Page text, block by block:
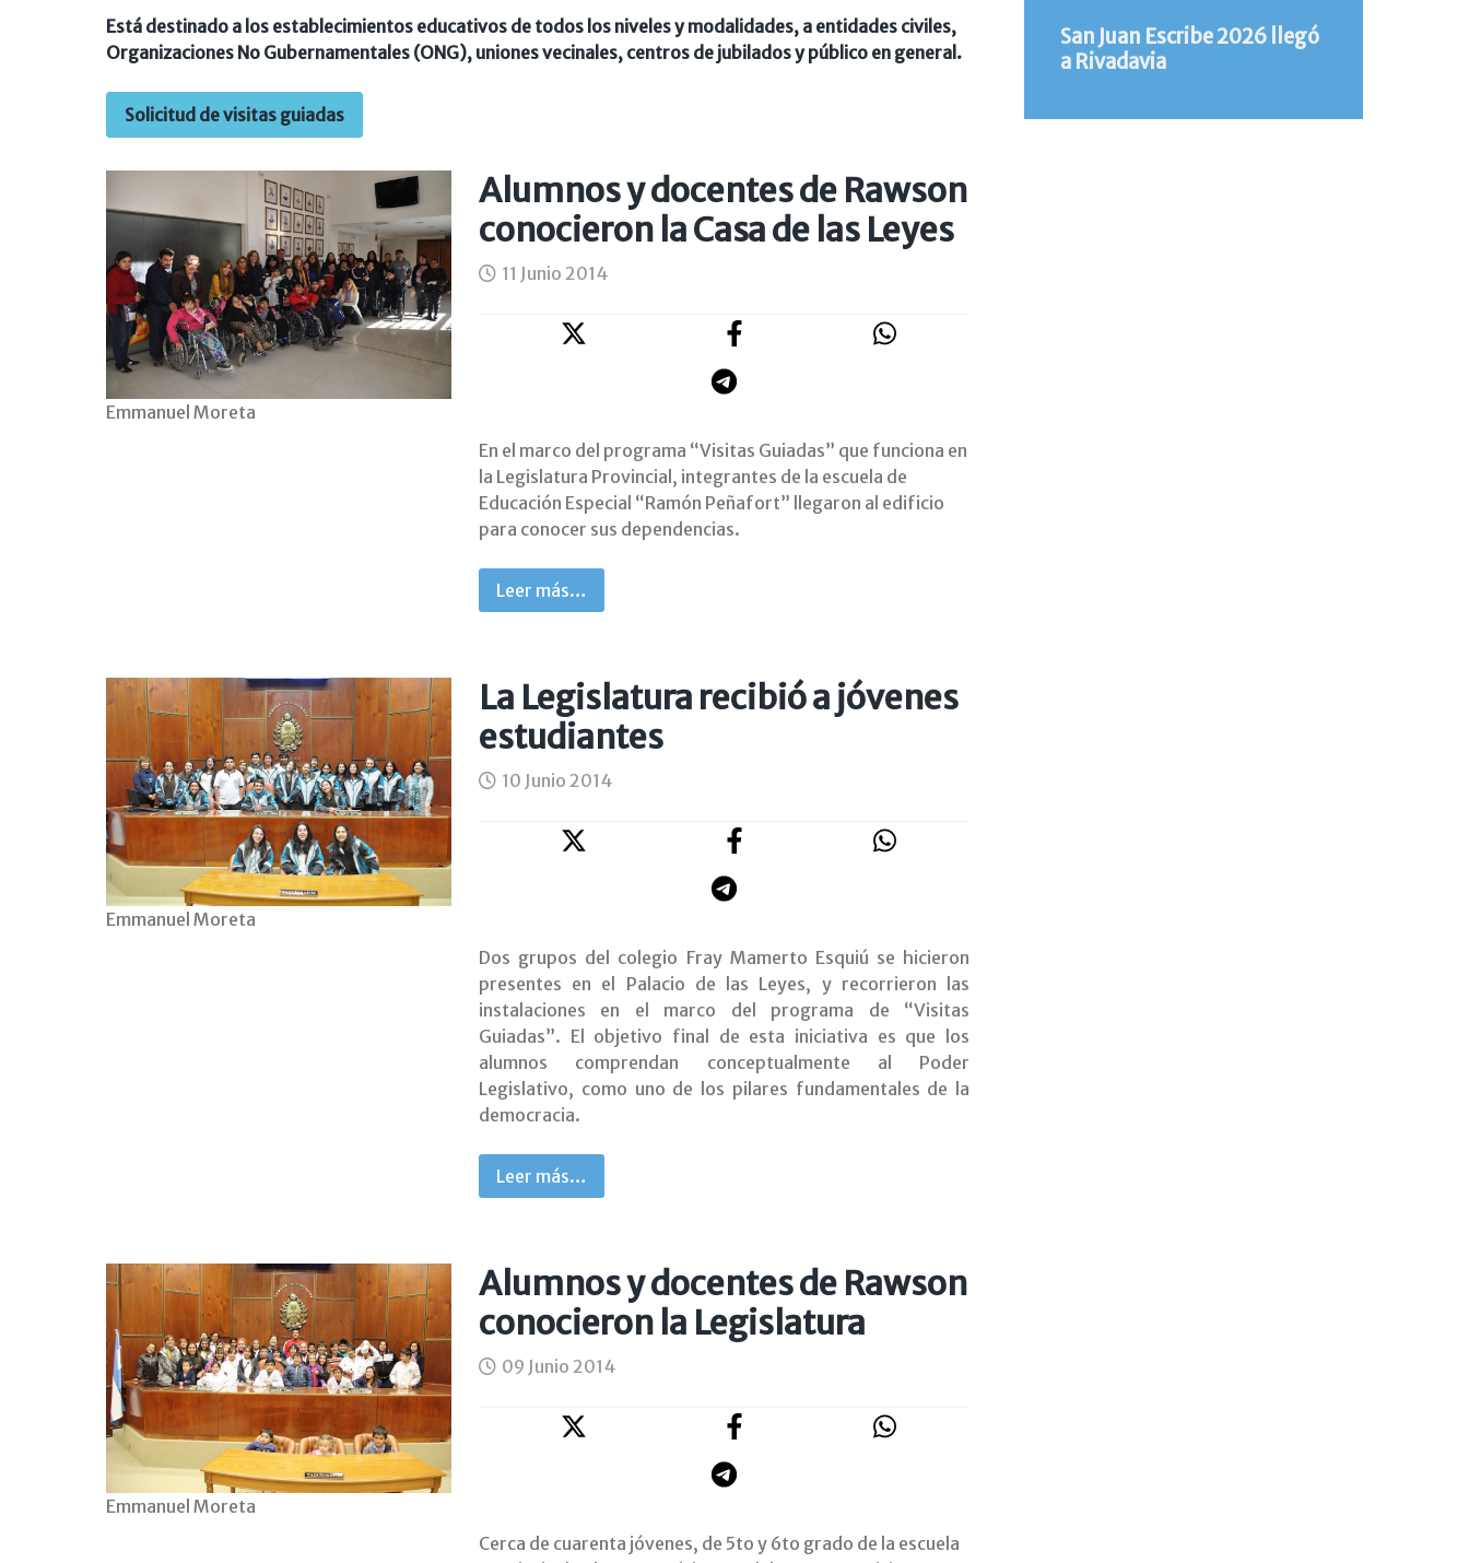
Está destinado a los establecimientos educativos de todos los niveles y modalidades, a entidades civiles,
Organizaciones No Gubernamentales (ONG), uniones vecinales, centros de jubilados y público en general.
Solicitud de visitas guiadas
Emmanuel Moreta
Alumnos y docentes de Rawson
conocieron la Casa de las Leyes
11 Junio 2014
En el marco del programa “Visitas Guiadas” que funciona en
la Legislatura Provincial, integrantes de la escuela de
Educación Especial “Ramón Peñafort” llegaron al edificio
para conocer sus dependencias.
Leer más…
Emmanuel Moreta
La Legislatura recibió a jóvenes
estudiantes
10 Junio 2014
Dos grupos del colegio Fray Mamerto Esquiú se hicieron
presentes en el Palacio de las Leyes, y recorrieron las
instalaciones en el marco del programa de “Visitas
Guiadas”. El objetivo final de esta iniciativa es que los
alumnos comprendan conceptualmente al Poder
Legislativo, como uno de los pilares fundamentales de la
democracia.
Leer más…
Emmanuel Moreta
Alumnos y docentes de Rawson
conocieron la Legislatura
09 Junio 2014
Cerca de cuarenta jóvenes, de 5to y 6to grado de la escuela
San Juan Escribe 2026 llegó
a Rivadavia